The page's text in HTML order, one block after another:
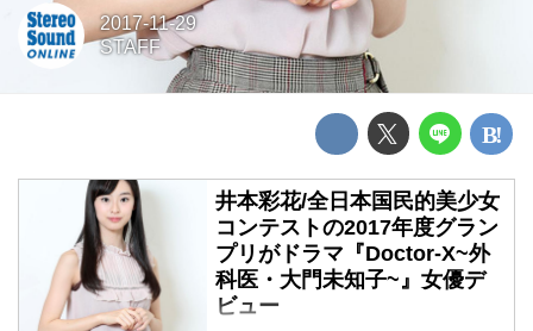
2017-11-29
STAFF
井本彩花/全日本国民的美少女
コンテストの2017年度グラン
プリがドラマ『Doctor-X~外
科医・大門未知子~』女優デ
ビュー